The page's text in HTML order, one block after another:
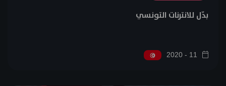
بدّل للانترنات التونسي
11 - 2020